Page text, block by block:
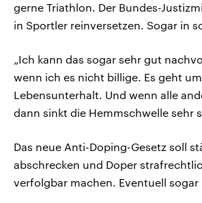
gerne Triathlon. Der Bundes-
in Sportler reinversetzen. Sogar in
„Ich kann das sogar sehr gut
wenn ich es nicht billige. Es geht
Lebensunterhalt. Und wenn alle
dann sinkt die Hemmschwelle sehr
Das neue Anti-Doping-Gesetz soll
abschrecken und Doper
verfolgbar machen. Eventuell